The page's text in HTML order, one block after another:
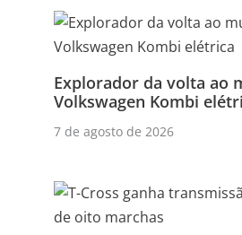
Explorador da volta ao
Volkswagen Kombi
7 de agosto de 2026